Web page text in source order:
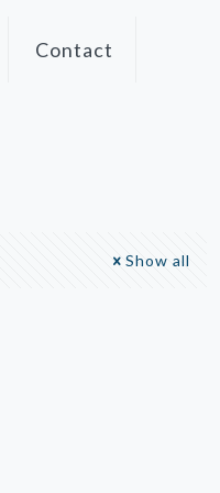
Contact
Show all